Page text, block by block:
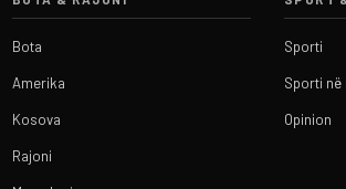
Bota
Amerika
Kosova
Rajoni
Sporti
Sporti në
Opinion